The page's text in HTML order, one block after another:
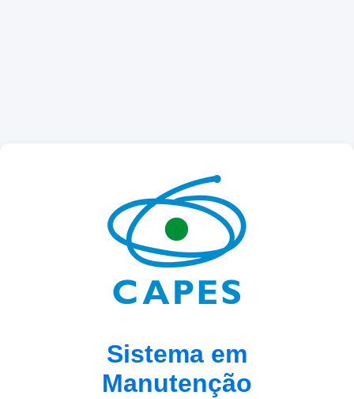
Sistema em
Manutenção